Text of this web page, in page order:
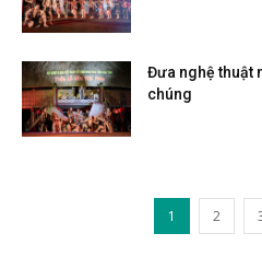
Đưa nghệ thuật
chúng
1 2